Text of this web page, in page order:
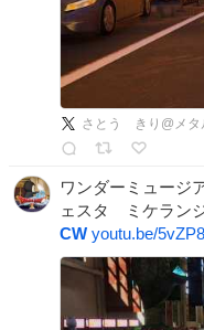
さとう きり@メタ
ワンダーミュージ
ェスタ ミケラン
CW youtu.be/